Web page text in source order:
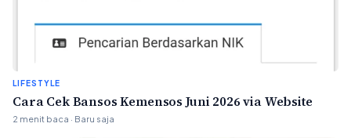
LIFESTYLE
Cara Cek Bansos Kemensos Juni 2026 via Website
2 menit baca · Baru saja